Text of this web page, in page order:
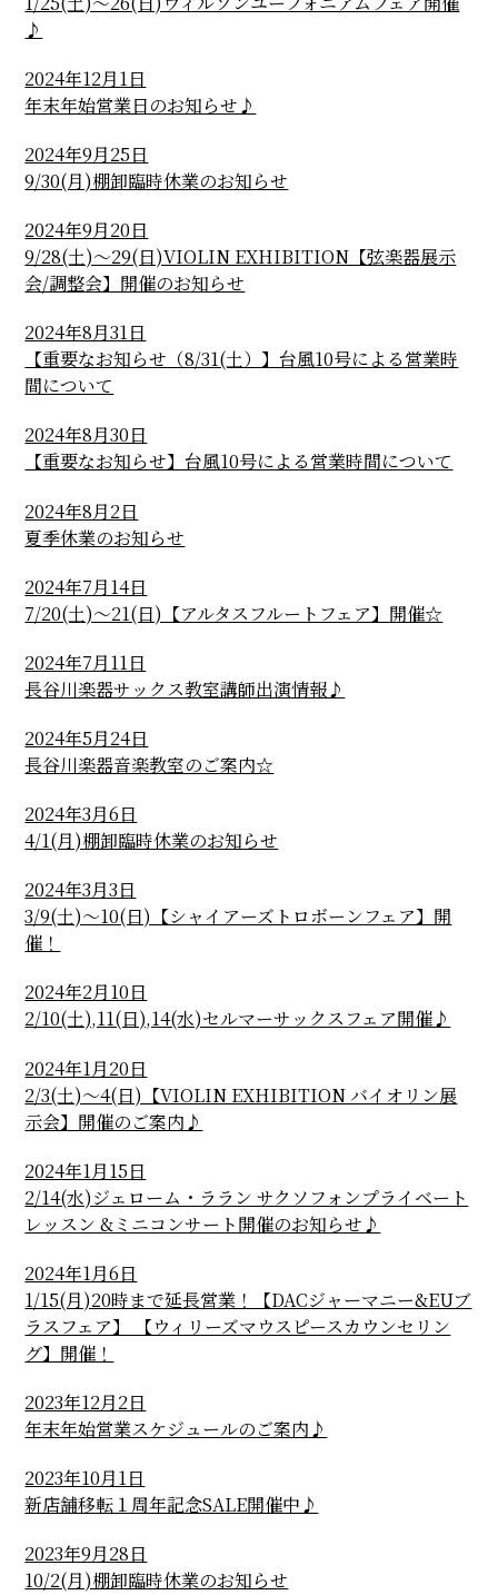
♪
2024年12月1日
年末年始営業日のお知らせ♪
2024年9月25日
9/30(月)棚卸臨時休業のお知らせ
2024年9月20日
9/28(土)～29(日)VIOLIN EXHIBITION【弦楽器展示
会/調整会】開催のお知らせ
2024年8月31日
【重要なお知らせ（8/31(土）】台風10号による営業時
間について
2024年8月30日
【重要なお知らせ】台風10号による営業時間について
2024年8月2日
夏季休業のお知らせ
2024年7月14日
7/20(土)～21(日)【アルタスフルートフェア】開催☆
2024年7月11日
長谷川楽器サックス教室講師出演情報♪
2024年5月24日
長谷川楽器音楽教室のご案内☆
2024年3月6日
4/1(月)棚卸臨時休業のお知らせ
2024年3月3日
3/9(土)～10(日)【シャイアーズトロボーンフェア】開
催！
2024年2月10日
2/10(土),11(日),14(水)セルマーサックスフェア開催♪
2024年1月20日
2/3(土)～4(日)【VIOLIN EXHIBITION バイオリン展
示会】開催のご案内♪
2024年1月15日
2/14(水)ジェローム・ララン サクソフォンプライベート
レッスン &ミニコンサート開催のお知らせ♪
2024年1月6日
1/15(月)20時まで延長営業！【DACジャーマニー&EUブ
ラスフェア】 【ウィリーズマウスピースカウンセリン
グ】開催！
2023年12月2日
年末年始営業スケジュールのご案内♪
2023年10月1日
新店舗移転１周年記念SALE開催中♪
2023年9月28日
10/2(月)棚卸臨時休業のお知らせ